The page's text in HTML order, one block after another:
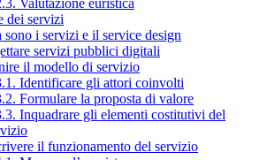
dei servizi
sono i servizi e il service design
servizi pubblici digitali
il modello di servizio
Identificare gli attori coinvolti
Formulare la proposta di valore
Inquadrare gli elementi costitutivi del
il funzionamento del servizio